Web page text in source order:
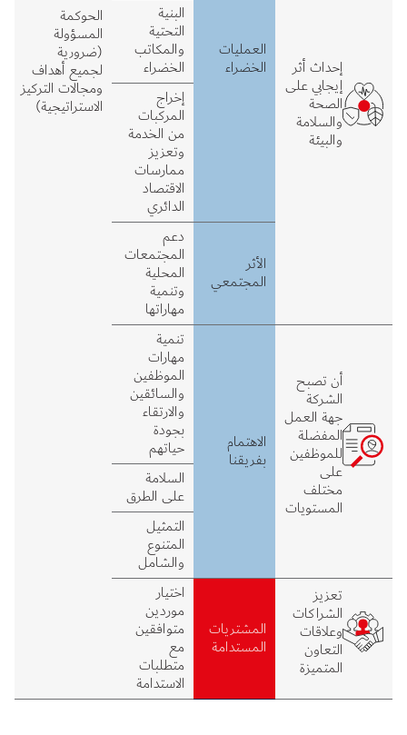
الحوكمة
المسؤولة
(ضرورية
لجميع أهداف
ومجالات التركيز
الاستراتيجية)
إحداث أثر
إيجابي على
الصحة
والسلامة
والبيئة
العمليات
الخضراء
البنية
التحتية
والمكاتب
الخضراء
إخراج
المركبات
من الخدمة
وتعزيز
ممارسات
الاقتصاد
الدائري
الأثر
المجتمعي
دعم
المجتمعات
المحلية
وتنمية
مهاراتها
أن تصبح
الشركة
جهة العمل
المفضلة
للموظفين
على
مختلف
المستويات
الاهتمام
بفريقنا
تنمية
مهارات
الموظفين
والسائقين
والارتقاء
بجودة
حياتهم
السلامة
على الطرق
التمثيل
المتنوع
والشامل
تعزيز
الشراكات
وعلاقات
التعاون
المتميزة
المشتريات
المستدامة
اختيار
موردين
متوافقين
مع
متطلبات
الاستدامة